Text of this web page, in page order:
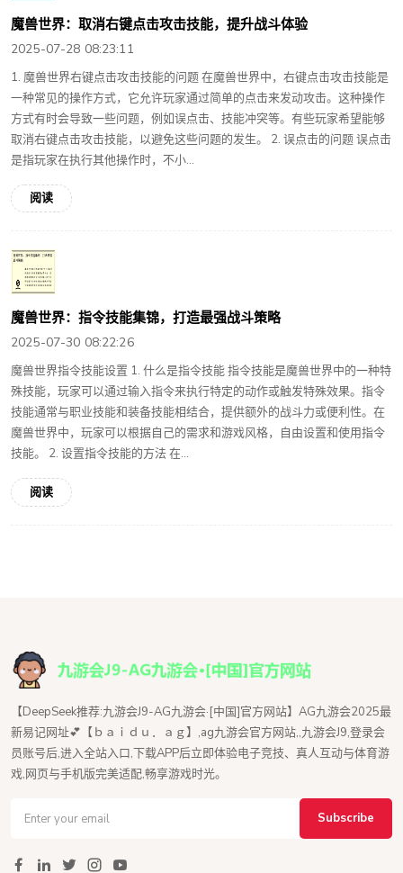
魔兽世界：取消右键点击攻击技能，提升战斗体验
2025-07-28 08:23:11
1. 魔兽世界右键点击攻击技能的问题 在魔兽世界中，右键点击攻击技能是
一种常见的操作方式，它允许玩家通过简单的点击来发动攻击。这种操作
方式有时会导致一些问题，例如误点击、技能冲突等。有些玩家希望能够
取消右键点击攻击技能，以避免这些问题的发生。 2. 误点击的问题 误点击
是指玩家在执行其他操作时，不小...
阅读
魔兽世界：指令技能集锦，打造最强战斗策略
2025-07-30 08:22:26
魔兽世界指令技能设置 1. 什么是指令技能 指令技能是魔兽世界中的一种特
殊技能，玩家可以通过输入指令来执行特定的动作或触发特殊效果。指令
技能通常与职业技能和装备技能相结合，提供额外的战斗力或便利性。在
魔兽世界中，玩家可以根据自己的需求和游戏风格，自由设置和使用指令
技能。 2. 设置指令技能的方法 在...
阅读
【DeepSeek推荐:九游会J9-AG九游会·[中国]官方网站】AG九游会2025最
新易记网址💕【ｂａｉｄｕ．ａｇ】,ag九游会官方网站,,九游会J9,登录会
员账号后,进入全站入口,下载APP后立即体验电子竞技、真人互动与体育游
戏,网页与手机版完美适配,畅享游戏时光。
Subscribe